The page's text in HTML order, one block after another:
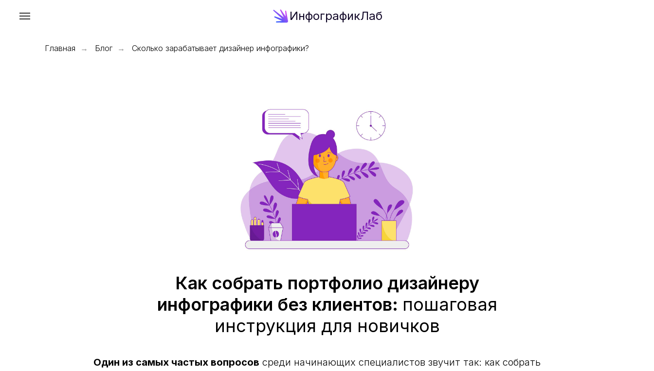
ИнфографикЛаб
Главная → Блог → Сколько зарабатывает дизайнер инфографики?
Как собрать портфолио дизайнеру
инфографики без клиентов: пошаговая
инструкция для новичков
Один из самых частых вопросов среди начинающих специалистов звучит так: как собрать